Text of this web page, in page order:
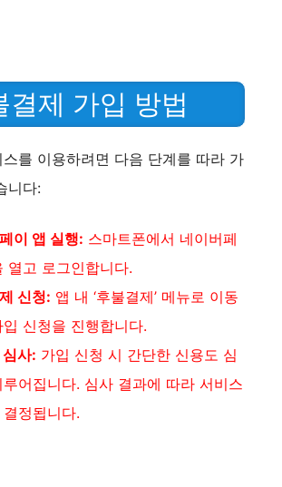
결제 가입 방법
를 이용하려면 다음 단계를 따라 가
니다:
이 앱 실행: 스마트폰에서 네이버페
열고 로그인합니다.
신청: 앱 내 ‘후불결제’ 메뉴로 이동
신청을 진행합니다.
사: 가입 신청 시 간단한 신용도 심
어집니다. 심사 결과에 따라 서비스
정됩니다.